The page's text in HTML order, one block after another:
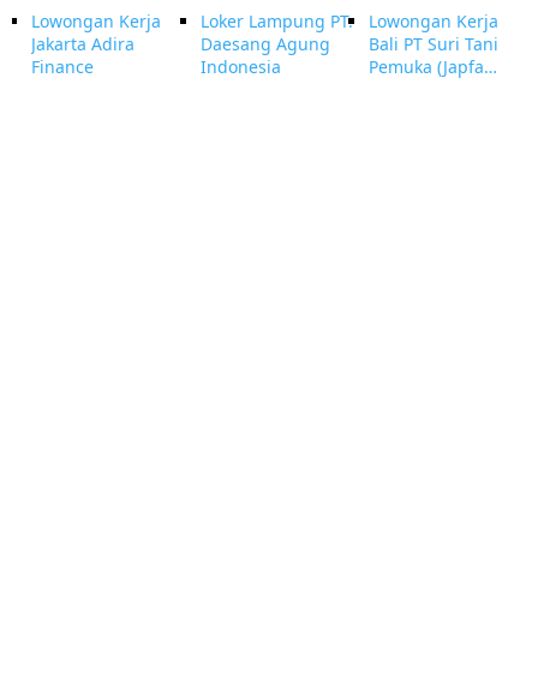
Manufaktur
Lampung
Lowongan Kerja
Jakarta Adira
Finance
Loker Lampung PT.
Daesang Agung
Indonesia
Lowongan Kerja
Bali PT Suri Tani
Pemuka (Japfa